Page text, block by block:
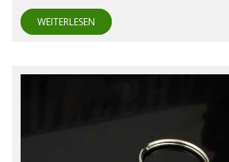
WEITERLESEN